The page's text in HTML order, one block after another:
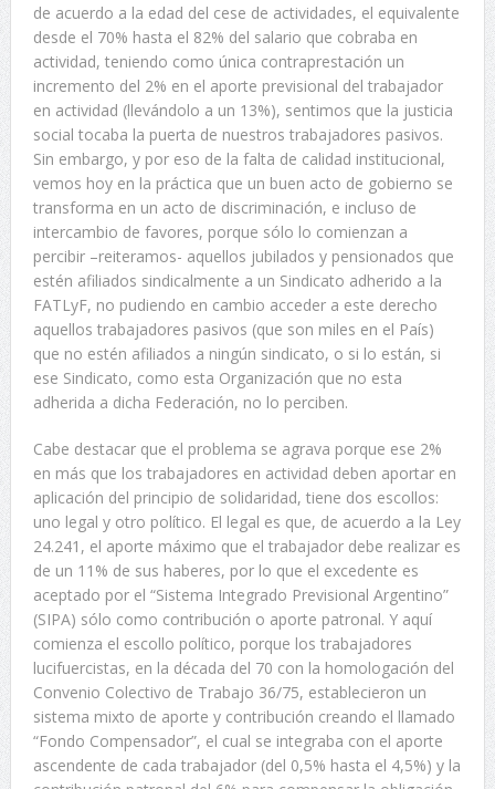
de acuerdo a la edad del cese de actividades, el equivalente
desde el 70% hasta el 82% del salario que cobraba en
actividad, teniendo como única contraprestación un
incremento del 2% en el aporte previsional del trabajador
en actividad (llevándolo a un 13%), sentimos que la justicia
social tocaba la puerta de nuestros trabajadores pasivos.
Sin embargo, y por eso de la falta de calidad institucional,
vemos hoy en la práctica que un buen acto de gobierno se
transforma en un acto de discriminación, e incluso de
intercambio de favores, porque sólo lo comienzan a
percibir –reiteramos- aquellos jubilados y pensionados que
estén afiliados sindicalmente a un Sindicato adherido a la
FATLyF, no pudiendo en cambio acceder a este derecho
aquellos trabajadores pasivos (que son miles en el País)
que no estén afiliados a ningún sindicato, o si lo están, si
ese Sindicato, como esta Organización que no esta
adherida a dicha Federación, no lo perciben.
Cabe destacar que el problema se agrava porque ese 2%
en más que los trabajadores en actividad deben aportar en
aplicación del principio de solidaridad, tiene dos escollos:
uno legal y otro político. El legal es que, de acuerdo a la Ley
24.241, el aporte máximo que el trabajador debe realizar es
de un 11% de sus haberes, por lo que el excedente es
aceptado por el “Sistema Integrado Previsional Argentino”
(SIPA) sólo como contribución o aporte patronal. Y aquí
comienza el escollo político, porque los trabajadores
lucifuercistas, en la década del 70 con la homologación del
Convenio Colectivo de Trabajo 36/75, establecieron un
sistema mixto de aporte y contribución creando el llamado
“Fondo Compensador”, el cual se integraba con el aporte
ascendente de cada trabajador (del 0,5% hasta el 4,5%) y la